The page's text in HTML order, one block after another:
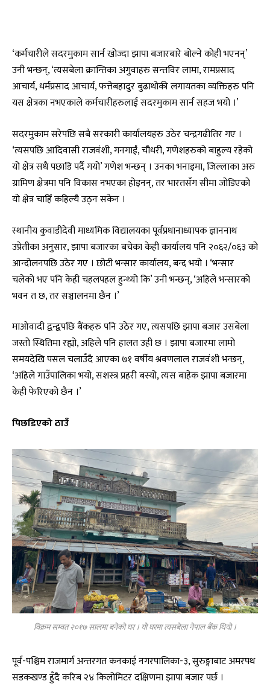
‘कर्मचारीले सदरमुकाम सार्न खोज्दा झापा बजारबारे बोल्ने कोही भएनन्’
उनी भन्छन्, ‘त्यसबेला क्रान्तिका अगुवाहरु सन्तविर लामा, रामप्रसाद
आचार्य, धर्मप्रसाद आचार्य, फत्तेबहादुर बुढाथोकी लगायतका व्यक्तिहरु पनि
यस क्षेत्रका नभएकाले कर्मचारीहरुलाई सदरमुकाम सार्न सहज भयो ।’
सदरमुकाम सरेपछि सबै सरकारी कार्यालयहरु उठेर चन्द्रगढीतिर गए ।
‘त्यसपछि आदिवासी राजवंशी, गनगाईं, चौधरी, गणेशहरुको बाहुल्य रहेको
यो क्षेत्र सधै पछाडि पर्दै गयो’ गणेश भन्छन् । उनका भनाइमा, जिल्लाका अरु
ग्रामिण क्षेत्रमा पनि विकास नभएका होइनन्, तर भारतसँग सीमा जोडिएको
यो क्षेत्र चाहिँ कहिल्यै उठ्न सकेन ।
स्थानीय कुवाडीदेवी माध्यमिक विद्यालयका पूर्वप्रधानाध्यापक ज्ञाननाथ
उप्रेतीका अनुसार, झापा बजारका बचेका केही कार्यालय पनि २०६२/०६३ को
आन्दोलनपछि उठेर गए । छोटी भन्सार कार्यालय, बन्द भयो । ‘भन्सार
चलेको भए पनि केही चहलपहल हुन्थ्यो कि’ उनी भन्छन्, ‘अहिले भन्सारको
भवन त छ, तर सञ्चालनमा छैन ।’
माओवादी द्वन्द्वपछि बैंकहरु पनि उठेर गए, त्यसपछि झापा बजार उसबेला
जस्तो स्थितिमा रह्यो, अहिले पनि हालत उही छ । झापा बजारमा लामो
समयदेखि पसल चलाउँदै आएका ७१ वर्षीय श्रवणलाल राजवंशी भन्छन्,
‘अहिले गाउँपालिका भयो, सशस्त्र प्रहरी बस्यो, त्यस बाहेक झापा बजारमा
केही फेरिएको छैन ।’
पिछडिएको ठाउँ
विक्रम सम्वत २०१७ सालमा बनेको घर । यो घरमा त्यसबेला नेपाल बैंक थियो ।
पूर्व-पश्चिम राजमार्ग अन्तरगत कनकाई नगरपालिका-३, सुरुङ्गाबाट अमरपथ
सडकखण्ड हुँदै करिब २४ किलोमिटर दक्षिणमा झापा बजार पर्छ ।